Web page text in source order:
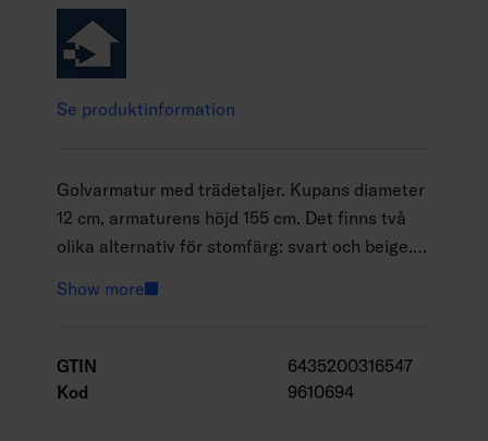
Se produktinformation
Golvarmatur med trädetaljer. Kupans diameter
12 cm, armaturens höjd 155 cm. Det finns två
olika alternativ för stomfärg: svart och beige.
Airams breda LED-sortiment. Vi
rekommenderar Airam SmartHome-seriens
Show more
GTIN
6435200316547
Kod
9610694